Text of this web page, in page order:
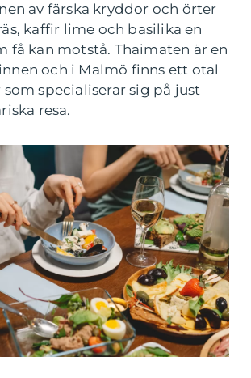
av färska kryddor och örter
kaffir lime och basilika en
få kan motstå. Thaimaten är en
och i Malmö finns ett otal
specialiserar sig på just
resa.